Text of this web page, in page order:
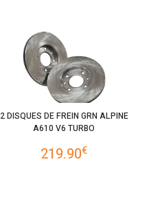
2 DISQUES DE FREIN GRN ALPINE
A610 V6 TURBO
219.90€